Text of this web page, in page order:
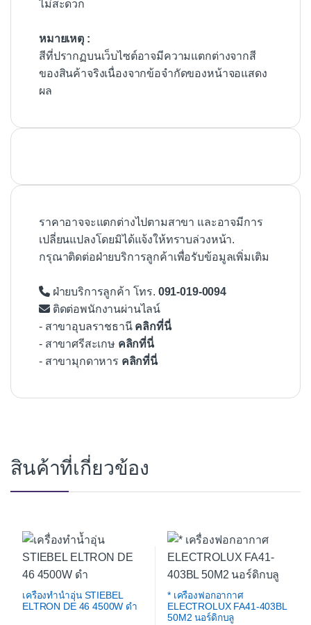
ไม่สะดวก
หมายเหตุ :
สีที่ปรากฏบนเว็บไซต์อาจมีความแตกต่างจากสี
ของสินค้าจริงเนื่องจากข้อจำกัดของหน้าจอแสดง
ผล
ราคาอาจจะแตกต่างไปตามสาขา และอาจมีการ
เปลี่ยนแปลงโดยมิได้แจ้งให้ทราบล่วงหน้า.
กรุณาติดต่อฝ่ายบริการลูกค้าเพื่อรับข้อมูลเพิ่มเติม
ฝ่ายบริการลูกค้า โทร. 091-019-0094
ติดต่อพนักงานผ่านไลน์
- สาขาอุบลราชธานี คลิกที่นี่
- สาขาศรีสะเกษ คลิกที่นี่
- สาขามุกดาหาร คลิกที่นี่
สินค้าที่เกี่ยวข้อง
เครื่องทำน้ำอุ่น STIEBEL
ELTRON DE 46 4500W ดำ
* เครื่องฟอกอากาศ
ELECTROLUX FA41-403BL
50M2 นอร์ดิกบลู